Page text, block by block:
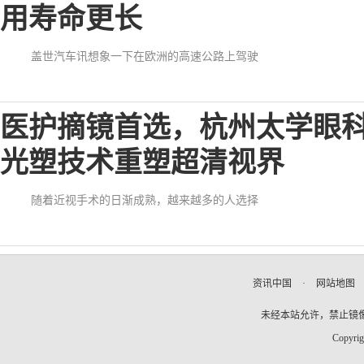
用寿命更长
盖世汽车讯想象一下在欧洲的高速公路上驾驶
医护摘镜首选，杭州太学眼
光塑技术重塑超清视界
随着近视手术的日渐成熟，越来越多的人选择
资讯中国 · 网站地图
未经本站允许，禁止镜